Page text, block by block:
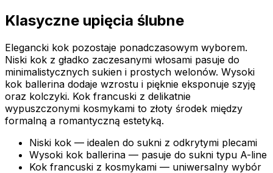
Klasyczne upięcia ślubne
Elegancki kok pozostaje ponadczasowym wyborem.
Niski kok z gładko zaczesanymi włosami pasuje do
minimalistycznych sukien i prostych welonów. Wysoki
kok ballerina dodaje wzrostu i pięknie eksponuje szyję
oraz kolczyki. Kok francuski z delikatnie
wypuszczonymi kosmykami to złoty środek między
formalną a romantyczną estetyką.
Niski kok — idealen do sukni z odkrytymi plecami
Wysoki kok ballerina — pasuje do sukni typu A-line
Kok francuski z kosmykami — uniwersalny wybór